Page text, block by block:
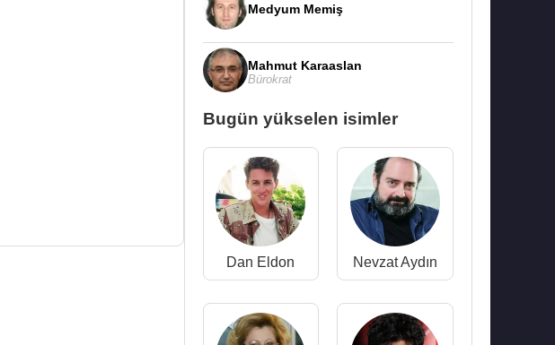
Medyum Memiş
Mahmut Karaaslan
Bürokrat
Bugün yükselen isimler
Dan Eldon Nevzat Aydın